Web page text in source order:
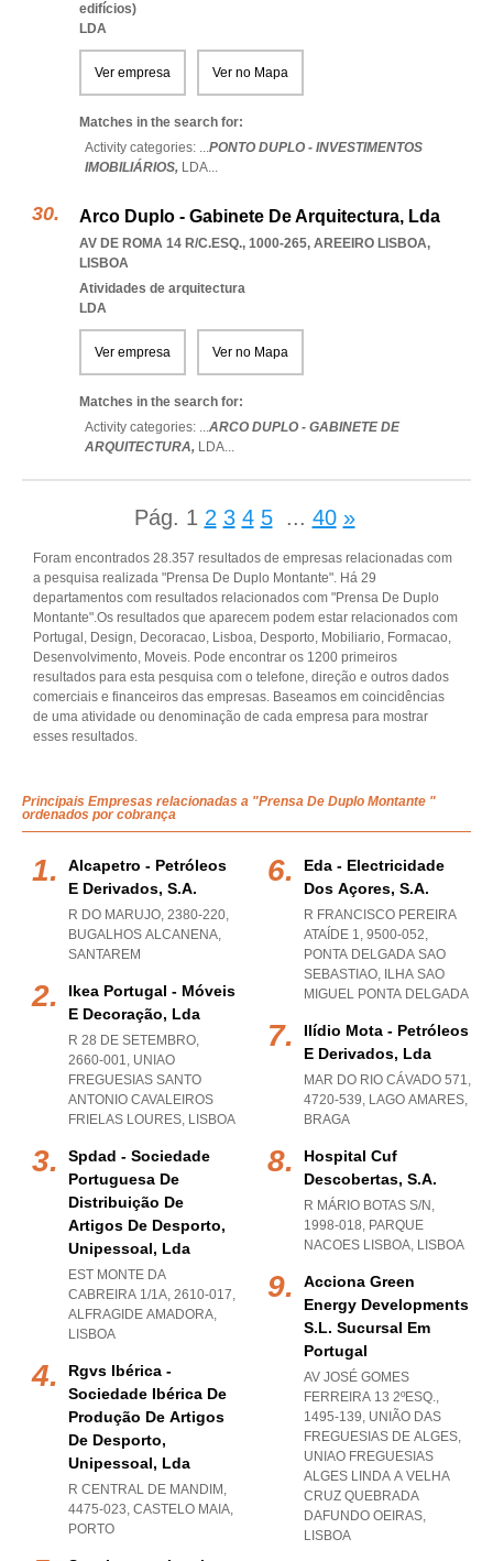
edifícios)
LDA
Ver empresa Ver no Mapa
Matches in the search for:
Activity categories: ...PONTO DUPLO - INVESTIMENTOS
IMOBILIÁRIOS, LDA...
Arco Duplo - Gabinete De Arquitectura, Lda
AV DE ROMA 14 R/C.ESQ., 1000-265, AREEIRO LISBOA,
LISBOA
Atividades de arquitectura
LDA
Ver empresa Ver no Mapa
Matches in the search for:
Activity categories: ...ARCO DUPLO - GABINETE DE
ARQUITECTURA, LDA...
Pág. 1 2 3 4 5 ... 40 »
Foram encontrados 28.357 resultados de empresas relacionadas com
a pesquisa realizada "Prensa De Duplo Montante". Há 29
departamentos com resultados relacionados com "Prensa De Duplo
Montante".Os resultados que aparecem podem estar relacionados com
Portugal, Design, Decoracao, Lisboa, Desporto, Mobiliario, Formacao,
Desenvolvimento, Moveis. Pode encontrar os 1200 primeiros
resultados para esta pesquisa com o telefone, direção e outros dados
comerciais e financeiros das empresas. Baseamos em coincidências
de uma atividade ou denominação de cada empresa para mostrar
esses resultados.
Principais Empresas relacionadas a "Prensa De Duplo Montante "
ordenados por cobrança
Alcapetro - Petróleos
E Derivados, S.a.
R DO MARUJO, 2380-220,
BUGALHOS ALCANENA,
SANTAREM
Ikea Portugal - Móveis
E Decoração, Lda
R 28 DE SETEMBRO,
2660-001, UNIAO
FREGUESIAS SANTO
ANTONIO CAVALEIROS
FRIELAS LOURES, LISBOA
Spdad - Sociedade
Portuguesa De
Distribuição De
Artigos De Desporto,
Unipessoal, Lda
EST MONTE DA
CABREIRA 1/1A, 2610-017,
ALFRAGIDE AMADORA,
LISBOA
Rgvs Ibérica -
Sociedade Ibérica De
Produção De Artigos
De Desporto,
Unipessoal, Lda
R CENTRAL DE MANDIM,
4475-023, CASTELO MAIA,
PORTO
Eda - Electricidade
Dos Açores, S.a.
R FRANCISCO PEREIRA
ATAÍDE 1, 9500-052,
PONTA DELGADA SAO
SEBASTIAO, ILHA SAO
MIGUEL PONTA DELGADA
Ilídio Mota - Petróleos
E Derivados, Lda
MAR DO RIO CÁVADO 571,
4720-539, LAGO AMARES,
BRAGA
Hospital Cuf
Descobertas, S.a.
R MÁRIO BOTAS S/N,
1998-018, PARQUE
NACOES LISBOA, LISBOA
Acciona Green
Energy Developments
S.l. Sucursal Em
Portugal
AV JOSÉ GOMES
FERREIRA 13 2ºESQ.,
1495-139, UNIÃO DAS
FREGUESIAS DE ALGES,
UNIAO FREGUESIAS
ALGES LINDA A VELHA
CRUZ QUEBRADA
DAFUNDO OEIRAS,
LISBOA